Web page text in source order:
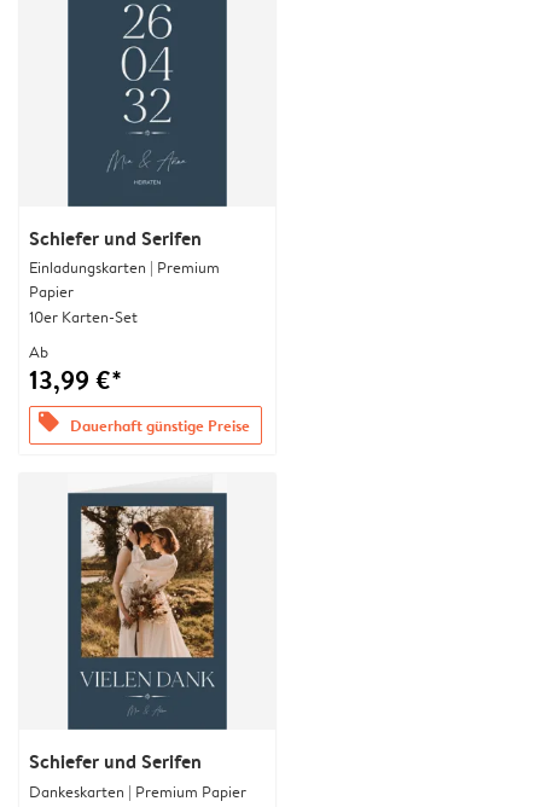
Schiefer und Serifen
Einladungskarten | Premium
Papier
10er Karten-Set
Ab
13,99 €*
offers Dauerhaft günstige Preise
Schiefer und Serifen
Dankeskarten | Premium Papier